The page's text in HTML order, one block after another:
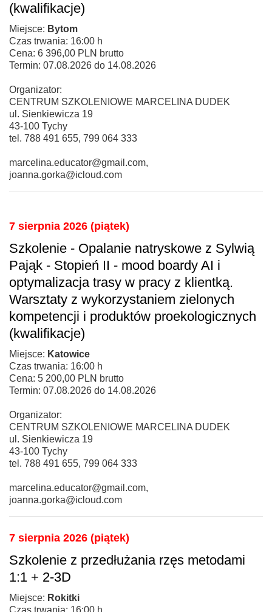
(kwalifikacje)
Miejsce: Bytom
Czas trwania: 16:00 h
Cena: 6 396,00 PLN brutto
Termin: 07.08.2026 do 14.08.2026
Organizator:
CENTRUM SZKOLENIOWE MARCELINA DUDEK
ul. Sienkiewicza 19
43-100 Tychy
tel. 788 491 655, 799 064 333
marcelina.educator@gmail.com,
joanna.gorka@icloud.com
7 sierpnia 2026 (piątek)
Szkolenie - Opalanie natryskowe z Sylwią
Pająk - Stopień II - mood boardy AI i
optymalizacja trasy w pracy z klientką.
Warsztaty z wykorzystaniem zielonych
kompetencji i produktów proekologicznych
(kwalifikacje)
Miejsce: Katowice
Czas trwania: 16:00 h
Cena: 5 200,00 PLN brutto
Termin: 07.08.2026 do 14.08.2026
Organizator:
CENTRUM SZKOLENIOWE MARCELINA DUDEK
ul. Sienkiewicza 19
43-100 Tychy
tel. 788 491 655, 799 064 333
marcelina.educator@gmail.com,
joanna.gorka@icloud.com
7 sierpnia 2026 (piątek)
Szkolenie z przedłużania rzęs metodami
1:1 + 2-3D
Miejsce: Rokitki